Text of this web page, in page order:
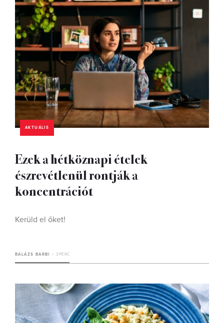
AKTUÁLIS
Ezek a hétköznapi ételek
észrevétlenül rontják a
koncentrációt
Kerüld el őket!
BALÁZS BARBI 3 PERC